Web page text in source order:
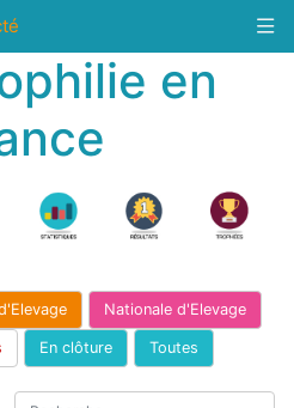
en
Nationale d'Elevage
En clôture Toutes